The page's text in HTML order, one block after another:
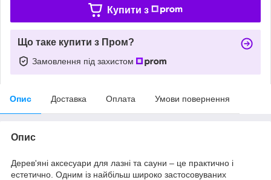
Купити з
Що таке купити з Пром?
Замовлення під захистом
Опис Доставка Оплата Умови повернення
Опис
Дерев'яні аксесуари для лазні та сауни – це практично і
естетично. Одним із найбільш широко застосовуваних